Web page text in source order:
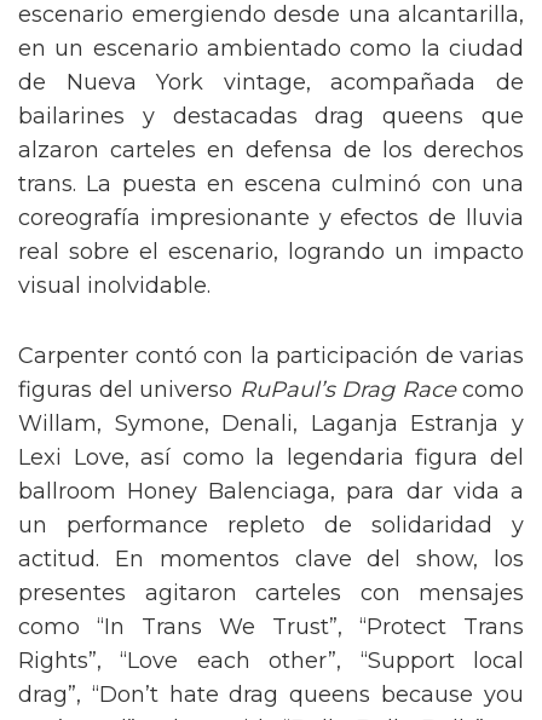
escenario emergiendo desde una alcantarilla,
en un escenario ambientado como la ciudad
de Nueva York vintage, acompañada de
bailarines y destacadas drag queens que
alzaron carteles en defensa de los derechos
trans. La puesta en escena culminó con una
coreografía impresionante y efectos de lluvia
real sobre el escenario, logrando un impacto
visual inolvidable.
Carpenter contó con la participación de varias
figuras del universo RuPaul’s Drag Racecomo
Willam, Symone, Denali, Laganja Estranja y
Lexi Love, así como la legendaria figura del
ballroom Honey Balenciaga, para dar vida a
un performance repleto de solidaridad y
actitud. En momentos clave del show, los
presentes agitaron carteles con mensajes
como “In Trans We Trust”, “Protect Trans
Rights”, “Love each other”, “Support local
drag”, “Don’t hate drag queens because you